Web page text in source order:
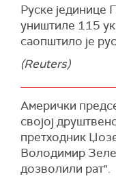
глобализација
"Њу је уништио
Доналд Трамп,
Бајден када је
закључио је
(РИА, Танјуг)
Руске јединице
уништиле 115
саопштило је
(Reuters)
Амерички
својој
претходник
Володимир
дозволили рат".